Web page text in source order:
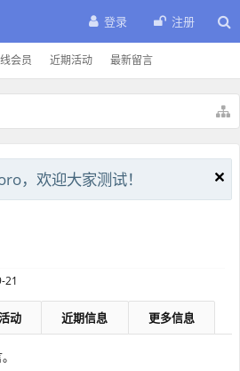
会员 近期活动 最新留言
登录 注册
，欢迎大家测试！
21
动 近期信息 更多信息